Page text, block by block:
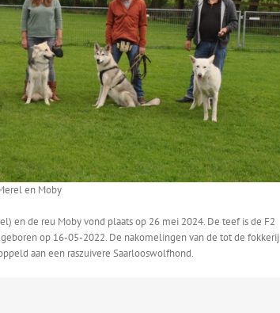
en Moby
en de reu Moby vond plaats op 26 mei 2024. De teef is de F2
op 16-05-2022. De nakomelingen van de tot de fokkerij
aan een raszuivere Saarlooswolfhond.